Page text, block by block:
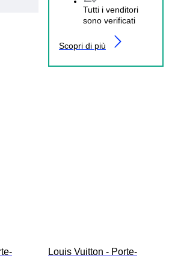
Tutti i venditori
sono verificati
Scopri di più
Louis Vuitton - Porte-